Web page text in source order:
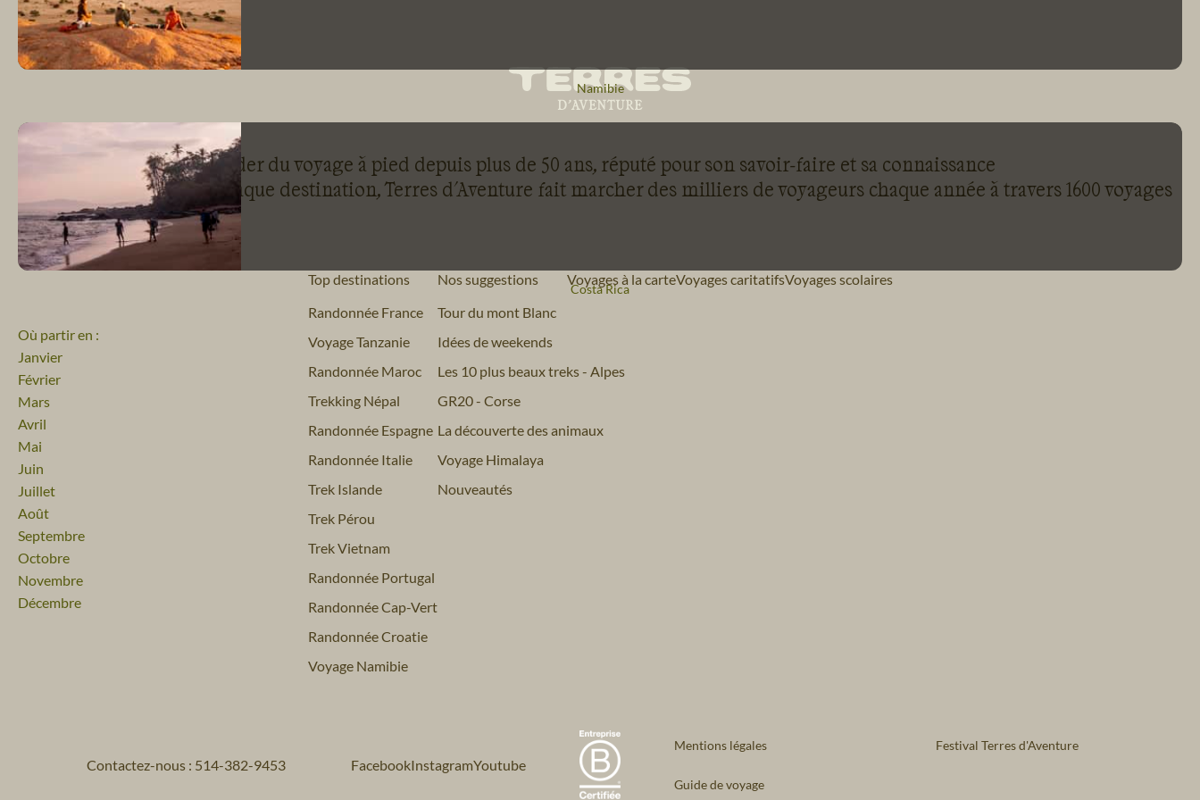
Voyage
Namibie
Voyage
Costa Rica
Où partir en :
Janvier
Février
Mars
Avril
Mai
Juin
Juillet
Août
Septembre
Octobre
Novembre
Décembre
Leader du voyage à pied depuis plus de 50 ans, réputé pour son savoir-faire et sa connaissance
de la randonnée pour chaque destination, Terres d'Aventure fait marcher des milliers de voyageurs chaque année à travers 1600 voyages
Top destinations
Randonnée France
Voyage Tanzanie
Randonnée Maroc
Trekking Népal
Randonnée Espagne
Randonnée Italie
Trek Islande
Trek Pérou
Trek Vietnam
Randonnée Portugal
Randonnée Cap-Vert
Randonnée Croatie
Voyage Namibie
Nos suggestions
Tour du mont Blanc
Idées de weekends
Les 10 plus beaux treks - Alpes
GR20 - Corse
La découverte des animaux
Voyage Himalaya
Nouveautés
Voyages à la carteVoyages caritatifsVoyages scolaires
Contactez-nous : 514-382-9453 FacebookInstagramYoutube
Mentions légales Festival Terres d'Aventure
Guide de voyage